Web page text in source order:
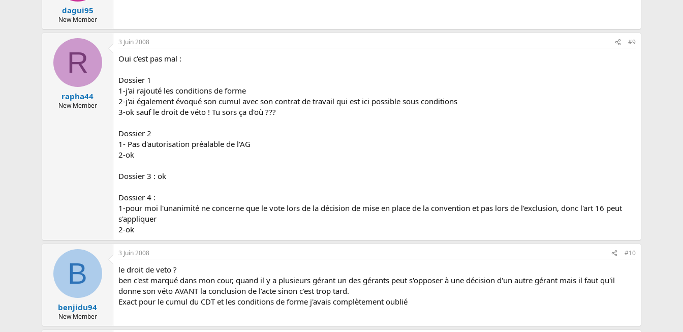
dagui95
New Member
R
rapha44
New Member
3 Juin 2008 #9
Oui c'est pas mal :
Dossier 1
1-j'ai rajouté les conditions de forme
2-j'ai également évoqué son cumul avec son contrat de travail qui est ici possible sous conditions
3-ok sauf le droit de véto ! Tu sors ça d'où ???
Dossier 2
1- Pas d'autorisation préalable de l'AG
2-ok
Dossier 3 : ok
Dossier 4 :
1-pour moi l'unanimité ne concerne que le vote lors de la décision de mise en place de la convention et pas lors de l'exclusion, donc l'art 16 peut
s'appliquer
2-ok
B
benjidu94
New Member
3 Juin 2008 #10
le droit de veto ?
ben c'est marqué dans mon cour, quand il y a plusieurs gérant un des gérants peut s'opposer à une décision d'un autre gérant mais il faut qu'il
donne son véto AVANT la conclusion de l'acte sinon c'est trop tard.
Exact pour le cumul du CDT et les conditions de forme j'avais complètement oublié